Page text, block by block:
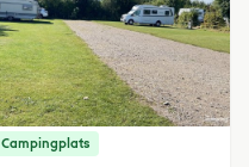
Campingplats